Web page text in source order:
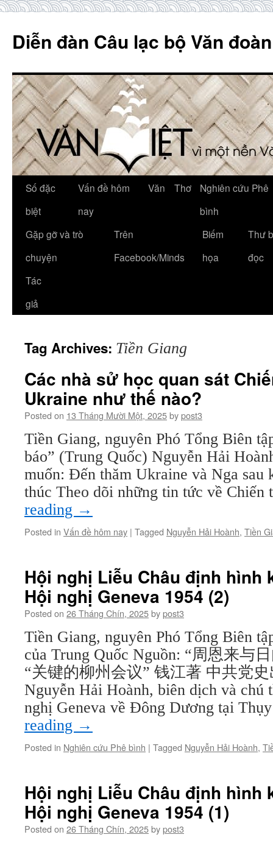
content
Diễn đàn Câu lạc bộ Văn
Số đặc
biệt
Vấn đề hôm
nay
Văn Thơ
Nghiên cứu Phê
bình
Gặp gỡ và trò
chuyện
Trên
Facebook/Minds
Biếm
họa
Thư
đọc
Tác
giả
Tag Archives: Tiền Giang
Các nhà sử học quan sát
Ukraine như thế nào?
Posted on 13 Tháng Mười Một, 2025bypost3
Tiền Giang, nguyên Phó Tổng Biên
báo” (Trung Quốc) Nguyễn Hải
muốn: Đến thăm Ukraine và Nga sau
thúc Theo dõi những tin tức về
reading →
Posted in Vấn đề hôm nay | Tagged Nguyễn Hải Hoành, Tiền
Hội nghị Liễu Châu định hình
Hội nghị Geneva 1954 (2)
Posted on 26 Tháng Chín, 2025bypost3
Tiền Giang, nguyên Phó Tổng Biên
của Trung Quốc Nguồn: “周恩来与
“关键的柳州会议” 钱江著 中共党史
Nguyễn Hải Hoành, biên dịch và chú
nghị Geneva về Đông Dương tại
reading →
Posted in Nghiên cứu Phê bình | Tagged Nguyễn Hải Hoành,
Hội nghị Liễu Châu định hình
Hội nghị Geneva 1954 (1)
Posted on 26 Tháng Chín, 2025bypost3